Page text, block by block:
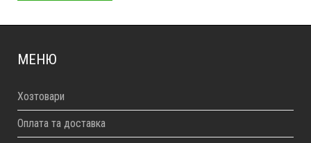
МЕНЮ
Хозтовари
Оплата та доставка